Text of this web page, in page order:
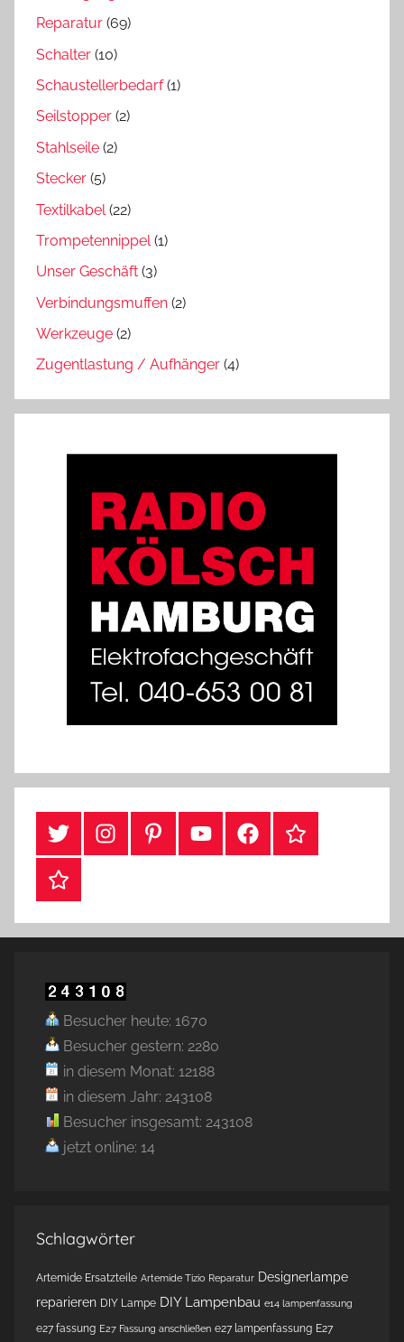
Reparatur (69)
Schalter (10)
Schaustellerbedarf(1)
Seilstopper (2)
Stahlseile (2)
Stecker (5)
Textilkabel (22)
Trompetennippel(1)
Unser Geschäft (3)
Verbindungsmuffen (2)
Werkzeuge (2)
Zugentlastung / Aufhänger (4)
#TwitterInstagramPinterestYouTubeFacebookTikTok
Webshop
Besucher heute: 1670
Besucher gestern: 2280
in diesem Monat: 12188
in diesem Jahr: 243108
Besucher insgesamt: 243108
jetzt online: 14
Schlagwörter
Artemide Ersatzteile Artemide Tizio Reparatur Designerlampe
reparieren DIY Lampe DIY Lampenbau e14 lampenfassung
e27 fassung E27 Fassung anschließen e27 lampenfassung E27